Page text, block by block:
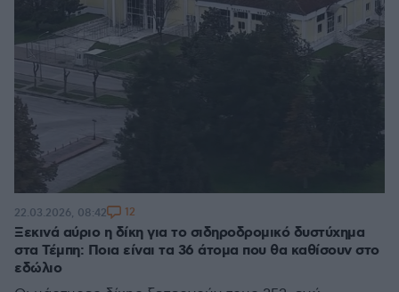
Ξεκινά αύριο η δίκη για το σιδηροδρομικό δυστύχημα
στα Τέμπη: Ποια είναι τα 36 άτομα που θα καθίσουν στο
εδώλιο
22.03.2026, 08:42 12